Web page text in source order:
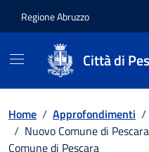
Regione Abruzzo
Città di
Home / Approfondimenti /
/ Nuovo Comune di
Comune di Pescara